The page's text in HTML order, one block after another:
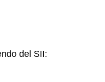
del SII: